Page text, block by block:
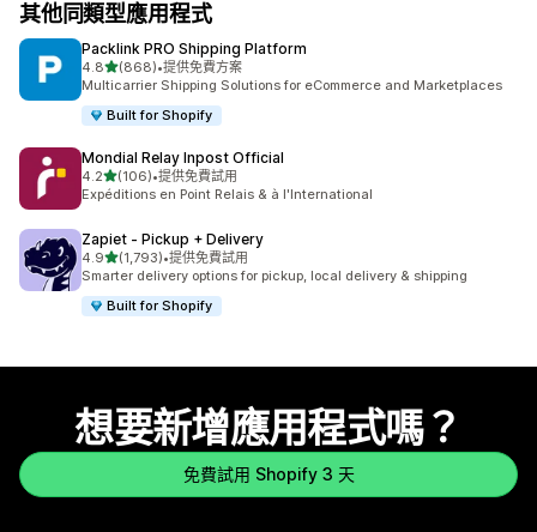
其他同類型應用程式
Packlink PRO Shipping Platform
4.8滿分 5 顆星
(868)
共有 868 則評價
•提供免費方案
Multicarrier Shipping Solutions for eCommerce and Marketplaces
Built for Shopify
Mondial Relay Inpost Official
4.2滿分 5 顆星
(106)
共有 106 則評價
•提供免費試用
Expéditions en Point Relais & à l'International
Zapiet ‑ Pickup + Delivery
4.9滿分 5 顆星
(1,793)
共有 1793 則評價
•提供免費試用
Smarter delivery options for pickup, local delivery & shipping
Built for Shopify
想要新增應用程式嗎？
免費試用 Shopify 3 天